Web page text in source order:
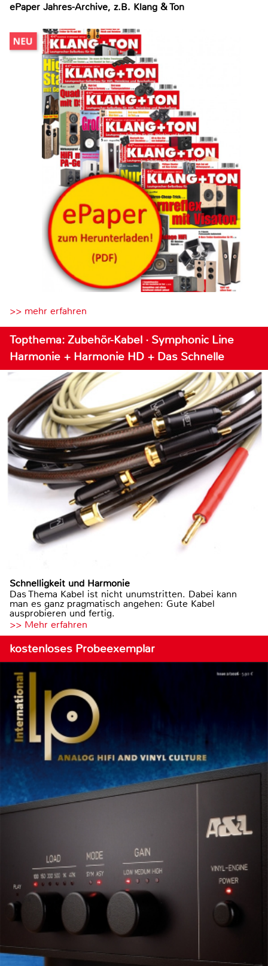
ePaper Jahres-Archive, z.B. Klang & Ton
>> mehr erfahren
Topthema: Zubehör-Kabel · Symphonic Line
Harmonie + Harmonie HD + Das Schnelle
Schnelligkeit und Harmonie
Das Thema Kabel ist nicht unumstritten. Dabei kann
man es ganz pragmatisch angehen: Gute Kabel
ausprobieren und fertig.
>> Mehr erfahren
kostenloses Probeexemplar